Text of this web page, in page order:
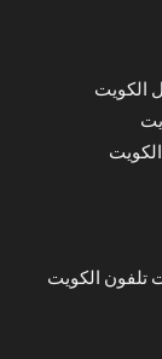
الكويت
تلفون الكويت